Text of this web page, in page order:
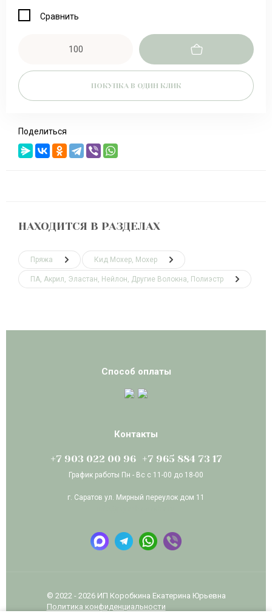
Сравнить
ПОКУПКА В ОДИН КЛИК
Поделиться
НАХОДИТСЯ В РАЗДЕЛАХ
Пряжа Кид Мохер, Мохер
ПА, Акрил, Эластан, Нейлон, Другие Волокна, Полиэстр
Способ оплаты
Контакты
+7 903 022 00 96 +7 965 884 73 17
График работы Пн - Вс с 11-00 до 18-00
г. Саратов ул. Мирный переулок дом 11
© 2022 - 2026 ИП Коробкина Екатерина Юрьевна
Политика конфиденциальности